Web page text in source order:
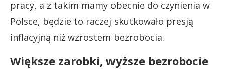
pracy, a z takim mamy obecnie do czynienia w
Polsce, będzie to raczej skutkowało presją
inflacyjną niż wzrostem bezrobocia.
Większe zarobki, wyższe bezrobocie